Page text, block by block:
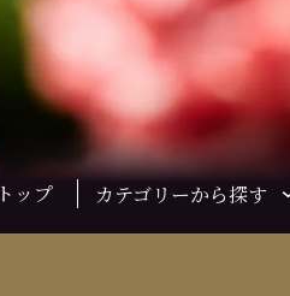
トップ カテゴリーから探す